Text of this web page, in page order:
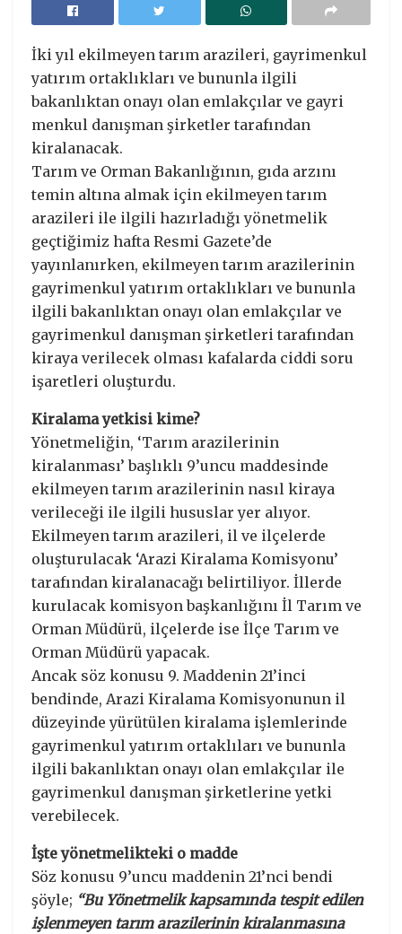
İki yıl ekilmeyen tarım arazileri, gayrimenkul
yatırım ortaklıkları ve bununla ilgili
bakanlıktan onayı olan emlakçılar ve gayri
menkul danışman şirketler tarafından
kiralanacak.
Tarım ve Orman Bakanlığının, gıda arzını
temin altına almak için ekilmeyen tarım
arazileri ile ilgili hazırladığı yönetmelik
geçtiğimiz hafta Resmi Gazete’de
yayınlanırken, ekilmeyen tarım arazilerinin
gayrimenkul yatırım ortaklıkları ve bununla
ilgili bakanlıktan onayı olan emlakçılar ve
gayrimenkul danışman şirketleri tarafından
kiraya verilecek olması kafalarda ciddi soru
işaretleri oluşturdu.
Kiralama yetkisi kime?
Yönetmeliğin, ‘Tarım arazilerinin
kiralanması’ başlıklı 9’uncu maddesinde
ekilmeyen tarım arazilerinin nasıl kiraya
verileceği ile ilgili hususlar yer alıyor.
Ekilmeyen tarım arazileri, il ve ilçelerde
oluşturulacak ‘Arazi Kiralama Komisyonu’
tarafından kiralanacağı belirtiliyor. İllerde
kurulacak komisyon başkanlığını İl Tarım ve
Orman Müdürü, ilçelerde ise İlçe Tarım ve
Orman Müdürü yapacak.
Ancak söz konusu 9. Maddenin 21’inci
bendinde, Arazi Kiralama Komisyonunun il
düzeyinde yürütülen kiralama işlemlerinde
gayrimenkul yatırım ortaklıları ve bununla
ilgili bakanlıktan onayı olan emlakçılar ile
gayrimenkul danışman şirketlerine yetki
verebilecek.
İşte yönetmelikteki o madde
Söz konusu 9’uncu maddenin 21’nci bendi
şöyle; “Bu Yönetmelik kapsamında tespit edilen
işlenmeyen tarım arazilerinin kiralanmasına